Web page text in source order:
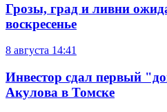
Грозы, град и ливни
воскресенье
8 августа 14:41
Инвестор сдал первый
Акулова в Томске